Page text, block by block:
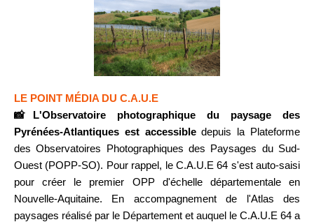
LE POINT MÉDIA DU C.A.U.E
📸L'Observatoire photographique du paysage des
Pyrénées-Atlantiques est accessibledepuis la Plateforme
des Observatoires Photographiques des Paysages du Sud-
Ouest (POPP-SO). Pour rappel, le C.A.U.E 64 s'est auto-saisi
pour créer le premier OPP d'échelle départementale en
Nouvelle-Aquitaine. En accompagnement de l'Atlas des
paysages réalisé par le Département et auquel le C.A.U.E 64 a